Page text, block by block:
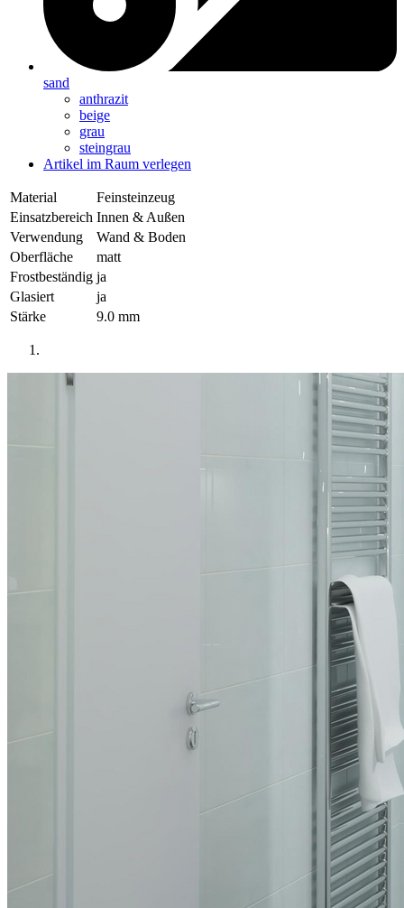
sand
anthrazit
beige
grau
steingrau
Artikel im Raum verlegen
Material
Feinsteinzeug
Einsatzbereich Innen & Außen
Verwendung
Wand & Boden
Oberfläche
matt
Frostbeständig ja
Glasiert
ja
Stärke
9.0 mm